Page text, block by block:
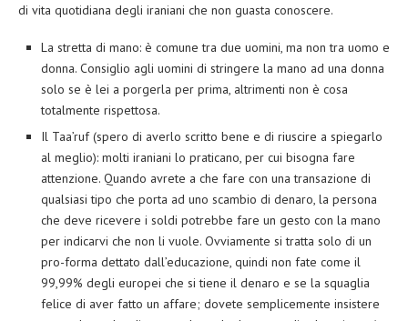
di vita quotidiana degli iraniani che non guasta conoscere.
La stretta di mano: è comune tra due uomini, ma non tra uomo e
donna. Consiglio agli uomini di stringere la mano ad una donna
solo se è lei a porgerla per prima, altrimenti non è cosa
totalmente rispettosa.
Il Taa’ruf (spero di averlo scritto bene e di riuscire a spiegarlo
al meglio): molti iraniani lo praticano, per cui bisogna fare
attenzione. Quando avrete a che fare con una transazione di
qualsiasi tipo che porta ad uno scambio di denaro, la persona
che deve ricevere i soldi potrebbe fare un gesto con la mano
per indicarvi che non li vuole. Ovviamente si tratta solo di un
pro-forma dettato dall’educazione, quindi non fate come il
99,99% degli europei che si tiene il denaro e se la squaglia
felice di aver fatto un affare; dovete semplicemente insistere